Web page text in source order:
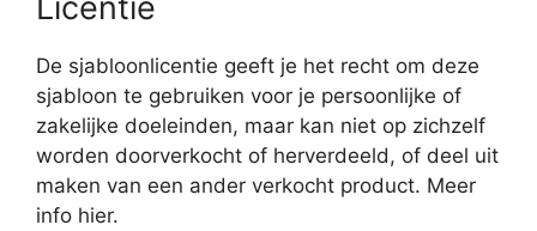
De sjabloonlicentie geeft je het recht om deze
sjabloon te gebruiken voor je persoonlijke of
zakelijke doeleinden, maar kan niet op zichzelf
worden doorverkocht of herverdeeld, of deel uit
maken van een ander verkocht product. Meer
info hier.